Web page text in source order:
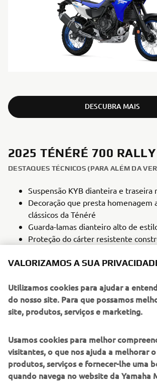
DESCUBRA MAIS
2025 TÉNÉRÉ 700 RALLY
DESTAQUES TÉCNICOS (PARA ALÉM DA
Suspensão KYB dianteira e traseira
Decoração que presta homenagem
clássicos da Ténéré
Guarda-lamas dianteiro alto de
Proteção do cárter resistente
Poisa-pés leves em titânio
Assento especial de rali
NOVA TÉNÉRÉ 700
VALORIZAMOS A SUA
Utilizamos cookies para ajudar a
do nosso site. Para que possamos
site, produtos, serviços e marketing.
Usamos cookies para melhor
visitantes, o que nos ajuda a melhorar
produtos, serviços e fornecer-lhe uma
quando navega no website da Yamaha